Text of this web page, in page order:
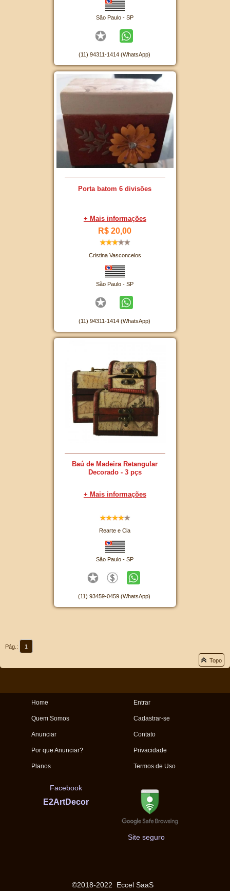
São Paulo - SP
(11) 94311-1414 (WhatsApp)
Porta batom 6 divisões
+ Mais informações
R$ 20,00
Cristina Vasconcelos
São Paulo - SP
(11) 94311-1414 (WhatsApp)
Baú de Madeira Retangular
Decorado - 3 pçs
+ Mais informações
Rearte e Cia
São Paulo - SP
(11) 93459-0459 (WhatsApp)
Pág.: 1
Topo
Home
Quem Somos
Anunciar
Por que Anunciar?
Planos
Facebook
E2ArtDecor
Entrar
Cadastrar-se
Contato
Privacidade
Termos de Uso
Site seguro
©2018-2022 Eccel SaaS